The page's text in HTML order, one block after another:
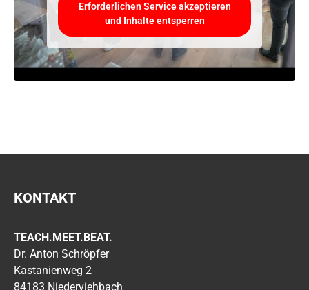
Erforderlichen Service akzeptieren
und Inhalte entsperren
KONTAKT
TEACH.MEET.BEAT.
Dr. Anton Schröpfer
Kastanienweg 2
84183 Niederviehbach